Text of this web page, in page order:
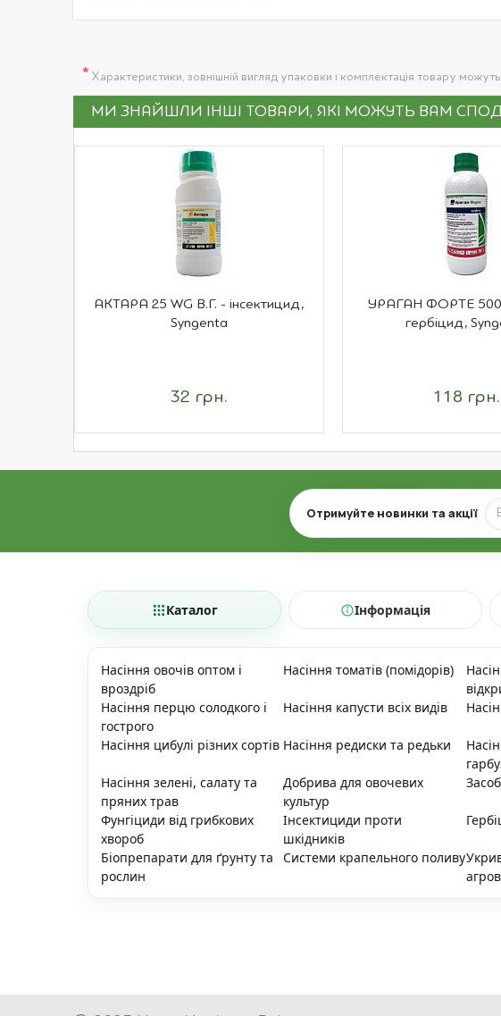
* Характеристики, зовнішній вигляд упаковки і комплектація товару
МИ ЗНАЙШЛИ ІНШІ ТОВАРИ, ЯКІ МОЖУТЬ ВАМ
АКТАРА 25 WG В.Г. - інсектицид,
Syngenta
32 грн.
УРАГАН ФОРТЕ 500
гербіцид,
118 грн.
Email
Отримуйте новинки та акції
Каталог Інформація
Насіння овочів оптом і
вроздріб
Насіння томатів (помідорів)
Насіння перцю солодкого і
гострого
Насіння капусти всіх видів
Насіння цибулі різних сортів Насіння редиски та редьки
Насіння зелені, салату та
пряних трав
Добрива для овочевих
культур
Фунгіциди від грибкових
хвороб
Інсектициди проти
шкідників
Біопрепарати для ґрунту та
рослин
Системи крапельного поливу